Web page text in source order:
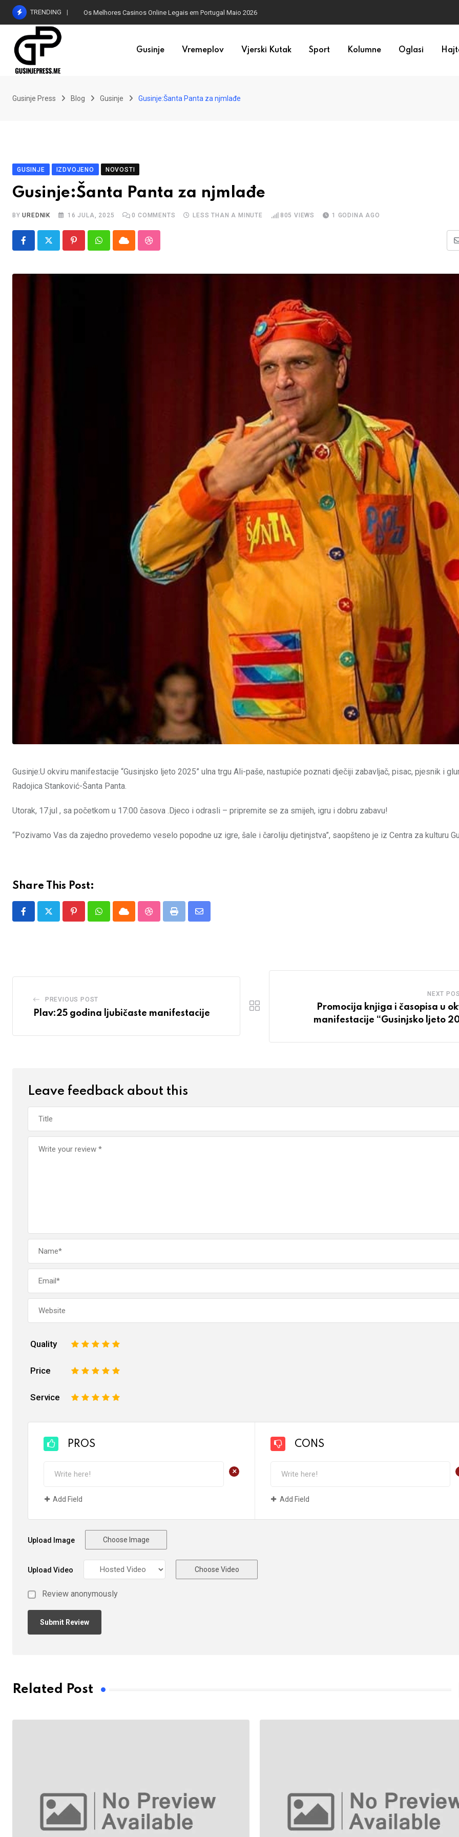
Skip
content
TRENDING Os Melhores Casinos Online Legais em Portugal Maio 2026
Gusinje Vremeplov Vjerski Kutak Sport Kolumne Oglasi
Gusinje Press Blog Gusinje Gusinje:Šanta Panta za njmlađe
GUSINJE IZDVOJENO NOVOSTI
Gusinje:Šanta Panta za njmlađe
BYUREDNIK 16 JULA, 2025 0 COMMENTS LESS THAN A MINUTE 805 VIEWS 1 GODINA AGO
PinterestWhatsappCloud StumbleUpon
Gusinje:U okviru manifestacije “Gusinjsko ljeto 2025” ulna trgu Ali-paše, nastupiće poznati dječiji zabavljač, pisac, pjesnik i
Radojica Stanković-Šanta Panta.
Utorak, 17.jul , sa početkom u 17:00 časova .Djeco i odrasli – pripremite se za smijeh, igru i dobru zabavu!
“Pozivamo Vas da zajedno provedemo veselo popodne uz igre, šale i čaroliju djetinjstva”, saopšteno je iz Centra za kulturu
Share This Post:
PinterestWhatsappCloud StumbleUpon
Print
Share
PREVIOUS POST
Plav:25 godina ljubičaste manifestacije
NEXT
Promocija knjiga i časopisa u
manifestacije “Gusinjsko ljeto
Leave feedback about this
Quality 5
4
3
2
Price 5
4
3
2
Service 5
4
3
2
PROS
+
Add Field
CONS
Add Field
Upload Image Choose Image
Upload Video Choose Video
Review anonymously
Related Post